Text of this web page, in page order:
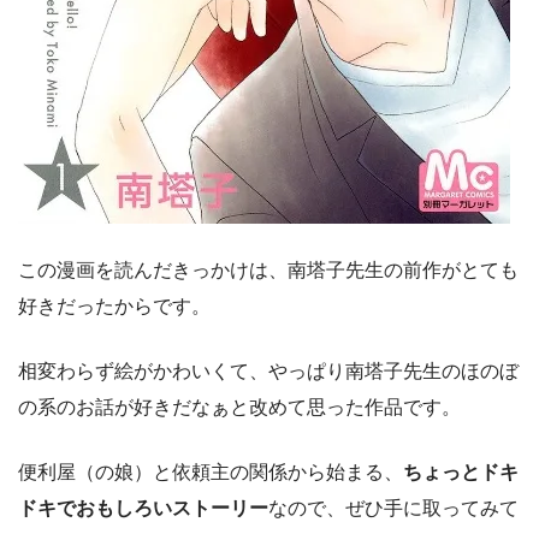
この漫画を読んだきっかけは、南塔子先生の前作がとても
好きだったからです。
相変わらず絵がかわいくて、やっぱり南塔子先生のほのぼ
の系のお話が好きだなぁと改めて思った作品です。
便利屋（の娘）と依頼主の関係から始まる、 ちょっとドキ
ドキでおもしろいストーリーなので、ぜひ手に取ってみて